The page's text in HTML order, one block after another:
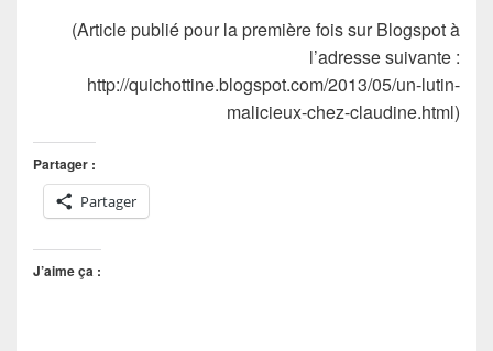
(Article publié pour la première fois sur Blogspot à
l’adresse suivante :
http://quichottine.blogspot.com/2013/05/un-lutin-
malicieux-chez-claudine.html)
Partager :
Partager
J’aime ça :